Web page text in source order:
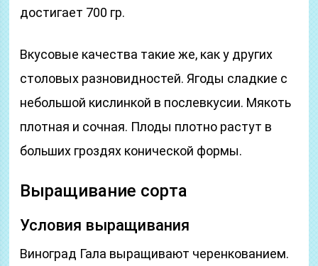
достигает 700 гр.
Вкусовые качества такие же, как у других
столовых разновидностей. Ягоды сладкие с
небольшой кислинкой в послевкусии. Мякоть
плотная и сочная. Плоды плотно растут в
больших гроздях конической формы.
Выращивание сорта
Условия выращивания
Виноград Гала выращивают черенкованием.